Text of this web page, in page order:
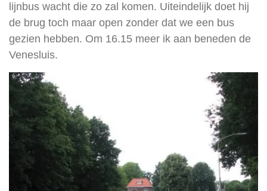
lijnbus wacht die zo zal komen. Uiteindelijk doet hij
de brug toch maar open zonder dat we een bus
gezien hebben. Om 16.15 meer ik aan beneden de
Venesluis.